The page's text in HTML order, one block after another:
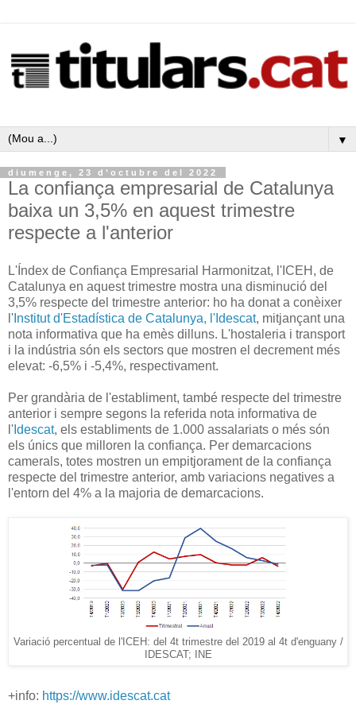
▼
diumenge, 23 d’octubre del 2022
La confiança empresarial de Catalunya
baixa un 3,5% en aquest trimestre
respecte a l'anterior
L'Índex de Confiança Empresarial Harmonitzat, l'ICEH, de
Catalunya en aquest trimestre mostra una disminució del
3,5% respecte del trimestre anterior: ho ha donat a conèixer
l' Institut d'Estadística de Catalunya, l'Idescat, mitjançant una
nota informativa que ha emès dilluns. L'hostaleria i transport
i la indústria són els sectors que mostren el decrement més
elevat: -6,5% i -5,4%, respectivament.
Per grandària de l'establiment, també respecte del trimestre
anterior i sempre segons la referida nota informativa de
l' Idescat, els establiments de 1.000 assalariats o més són
els únics que milloren la confiança. Per demarcacions
camerals, totes mostren un empitjorament de la confiança
respecte del trimestre anterior, amb variacions negatives a
l'entorn del 4% a la majoria de demarcacions.
Variació percentual de l'ICEH: del 4t trimestre del 2019 al 4t d'enguany /
IDESCAT; INE
+info: https://www.idescat.cat